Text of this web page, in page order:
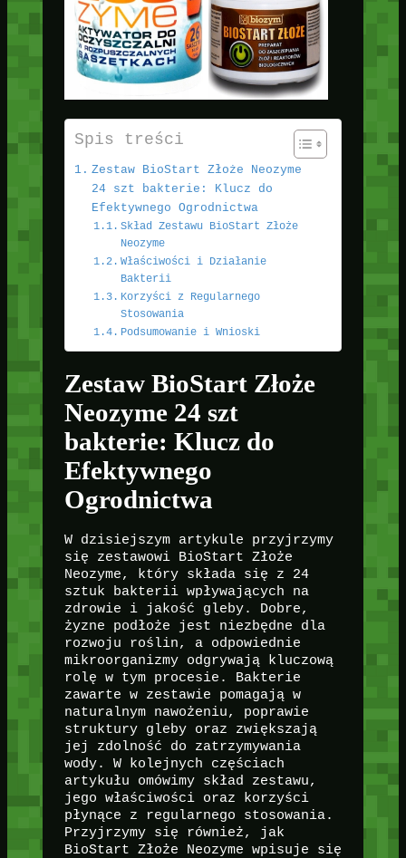
Spis treści
Zestaw BioStart Złoże Neozyme
24 szt bakterie: Klucz do
Efektywnego Ogrodnictwa
Skład Zestawu BioStart Złoże
Neozyme
Właściwości i Działanie
Bakterii
Korzyści z Regularnego
Stosowania
Podsumowanie i Wnioski
Zestaw BioStart Złoże
Neozyme 24 szt
bakterie: Klucz do
Efektywnego
Ogrodnictwa
W dzisiejszym artykule przyjrzymy
się zestawowi BioStart Złoże
Neozyme, który składa się z 24
sztuk bakterii wpływających na
zdrowie i jakość gleby. Dobre,
żyzne podłoże jest niezbędne dla
rozwoju roślin, a odpowiednie
mikroorganizmy odgrywają kluczową
rolę w tym procesie. Bakterie
zawarte w zestawie pomagają w
naturalnym nawożeniu, poprawie
struktury gleby oraz zwiększają
jej zdolność do zatrzymywania
wody. W kolejnych częściach
artykułu omówimy skład zestawu,
jego właściwości oraz korzyści
płynące z regularnego stosowania.
Przyjrzymy się również, jak
BioStart Złoże Neozyme wpisuje się